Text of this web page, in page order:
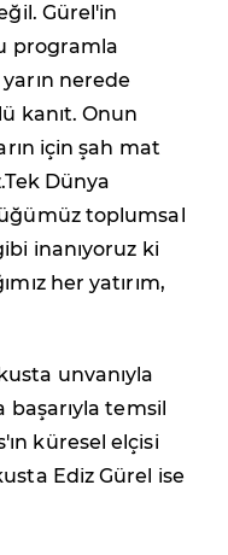
Gürel'in
programla
nerede
kanıt. Onun
için şah mat
Dünya
toplumsal
inanıyoruz ki
her yatırım,
unvanıyla
temsil
küresel elçisi
Ediz Gürel ise